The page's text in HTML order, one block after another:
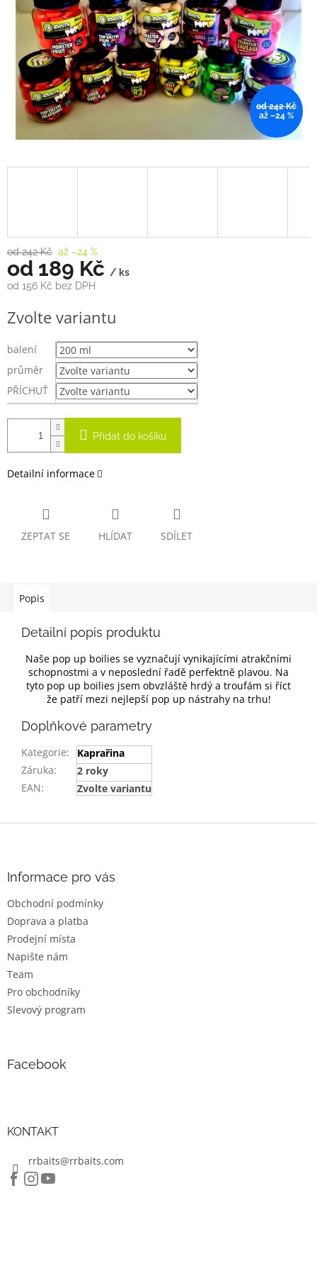
od 242 Kč
až –24 %
od 242 Kč až –24 %
od 189 Kč / ks
od 156 Kč bez DPH
cena:
Zvolte variantu
balení
průměr
PŘÍCHUŤ
Přidat do košíku
Detailní informace
ZEPTAT SE HLÍDAT SDÍLET
Popis
Detailní popis produktu
Naše pop up boilies se vyznačují vynikajícími atrakčními
schopnostmi a v neposlední řadě perfektně plavou. Na
tyto pop up boilies jsem obvzláště hrdý a troufám si říct
že patří mezi nejlepší pop up nástrahy na trhu!
Doplňkové parametry
Kategorie:
Kaprařina
Záruka:
2 roky
EAN: Zvolte variantu
Informace pro vás
Obchodní podmínky
Doprava a platba
Prodejní místa
Napište nám
Team
Pro obchodníky
Slevový program
Facebook
KONTAKT
rrbaits@rrbaits.com